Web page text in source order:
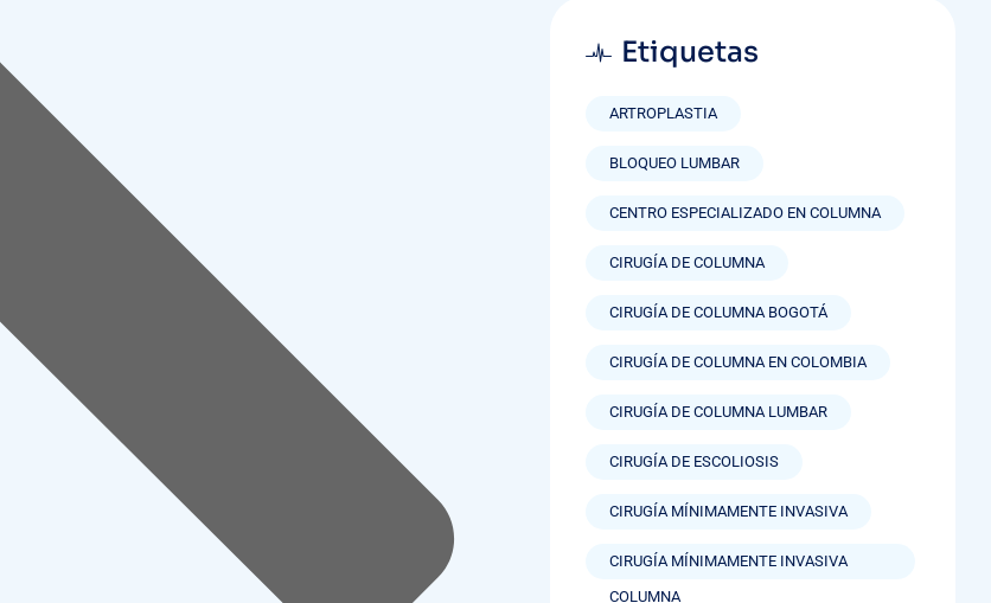
Etiquetas
ARTROPLASTIA
BLOQUEO LUMBAR
CENTRO ESPECIALIZADO EN COLUMNA
CIRUGÍA DE COLUMNA
CIRUGÍA DE COLUMNA BOGOTÁ
CIRUGÍA DE COLUMNA EN COLOMBIA
CIRUGÍA DE COLUMNA LUMBAR
CIRUGÍA DE ESCOLIOSIS
CIRUGÍA MÍNIMAMENTE INVASIVA
CIRUGÍA MÍNIMAMENTE INVASIVA
COLUMNA